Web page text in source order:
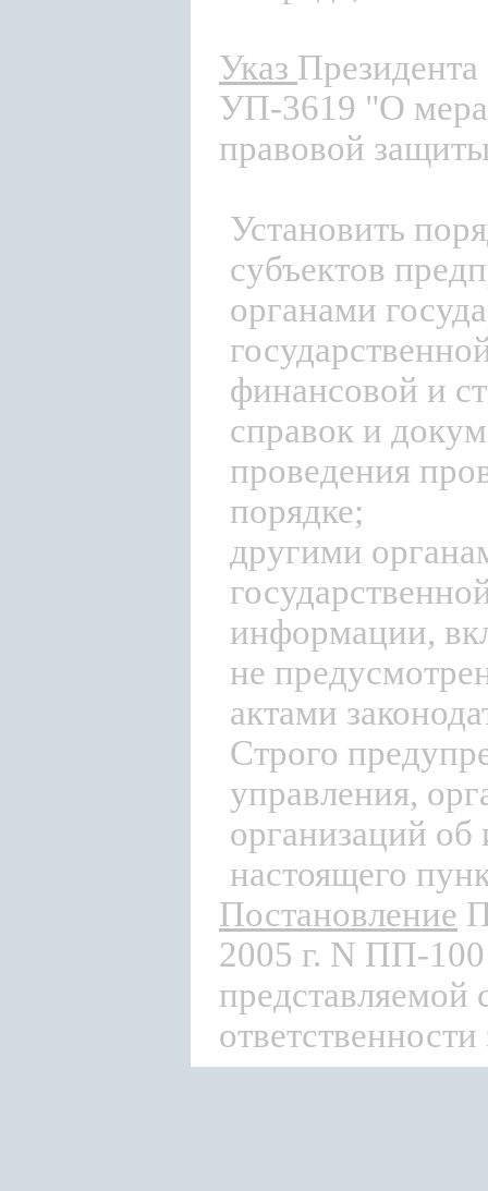
Указ
УП-3619 "О
правовой
Установить
субъектов
органами
финансовой и
справок и
проведения
порядке;
другими
информации,
не
актами
Строго
управления,
организаций об
настоящего
Постановление
2005 г. N ПП-
представляемой